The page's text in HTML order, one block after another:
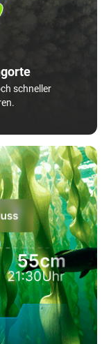
schneller